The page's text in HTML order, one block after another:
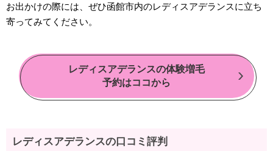
お出かけの際には、ぜひ函館市内のレディスアデランスに立ち
寄ってみてください。
レディスアデランスの体験増毛
予約はココから
レディスアデランスの口コミ評判